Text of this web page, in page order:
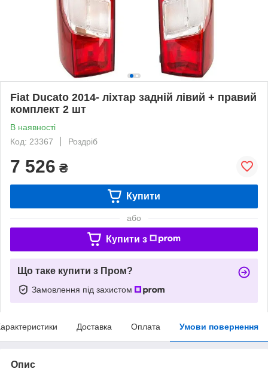
Fiat Ducato 2014- ліхтар задній лівий + правий
комплект 2 шт
В наявності
Код: 23367
Роздріб
7 526 ₴
Купити
або
Купити з
Що таке купити з Пром?
Замовлення під захистом
Доставка Оплата Умови повернення
Опис